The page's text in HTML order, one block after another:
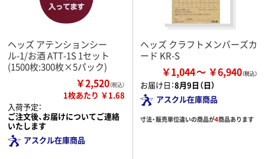
ヘッズ アテンションシー
ル-1/お酒 ATT-1S 1セット
(1500枚:300枚×5パック)
￥2,520（税込）
1枚あたり ￥1.68
入荷予定：
ご注文後、お届けについてご連絡
いたします
アスクル在庫商品
ヘッズ クラフトメンバーズカ
ード KR-S
￥1,044 ￥6,940
お届け日：8月9日（日）
アスクル在庫商品
寸法・販売単位違いの商品が4商品あります